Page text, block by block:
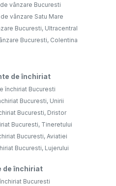
vânzare Bucuresti
vânzare Satu Mare
Bucuresti, Ultracentral
Bucuresti, Colentina
de închiriat
închiriat Bucuresti
Bucuresti, Unirii
Bucuresti, Dristor
Bucuresti, Tineretului
Bucuresti, Aviatiei
Bucuresti, Lujerului
de închiriat
Bucuresti